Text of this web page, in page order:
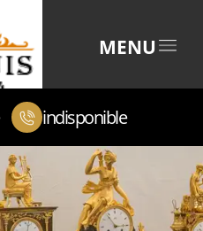
MENU
indisponible